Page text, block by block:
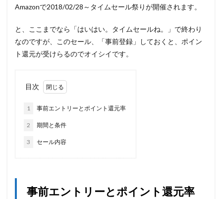
Amazonで2018/02/28～タイムセール祭りが開催されます。
と、ここまでなら「はいはい。タイムセールね。」で終わり
なのですが、このセール、「事前登録」しておくと、ポイン
ト還元が受けらるのでオイシイです。
目次
1 事前エントリーとポイント還元率
2 期間と条件
3 セール内容
事前エントリーとポイント還元率